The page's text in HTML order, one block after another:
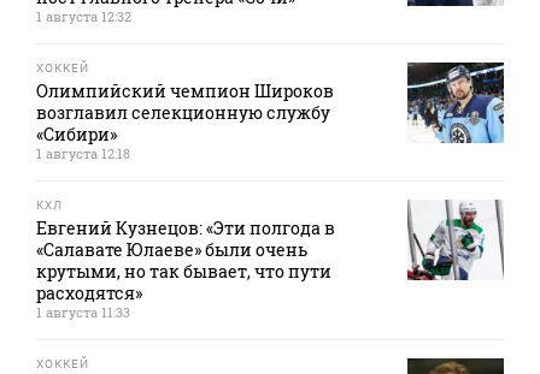
1 августа 12:32
ХОККЕЙ
Олимпийский чемпион Широков
возглавил селекционную службу
«Сибири»
1 августа 12:18
КХЛ
Евгений Кузнецов: «Эти полгода в
«Салавате Юлаеве» были очень
крутыми, но так бывает, что пути
расходятся»
1 августа 11:33
ХОККЕЙ